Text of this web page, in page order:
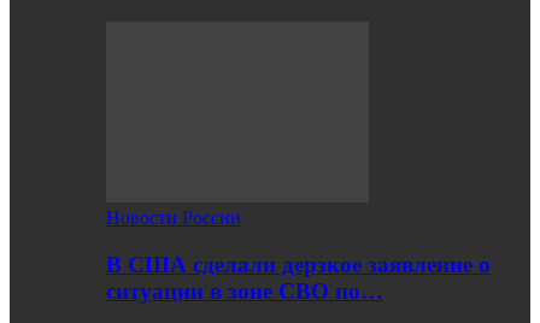
Новости России
В США сделали дерзкое заявление о
ситуации в зоне СВО по…